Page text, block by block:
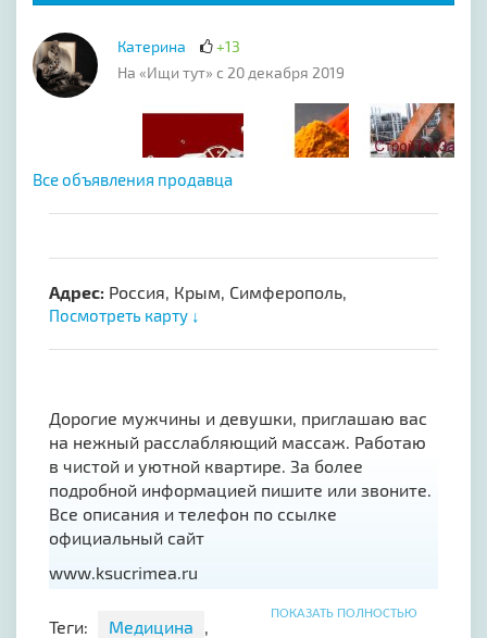
Катерина
+13
На «Ищи тут» с 20 декабря 2019
Все объявления продавца
Адрес: Россия, Крым, Симферополь,
Посмотреть карту ↓
Дорогие мужчины и девушки, приглашаю вас
на нежный расслабляющий массаж. Работаю
в чистой и уютной квартире. За более
подробной информацией пишите или звоните.
Все описания и телефон по ссылке
официальный сайт
www.ksucrimea.ru
ВК - https://vk.com/public167596995
ПОКАЗАТЬ ПОЛНОСТЬЮ
Теги: Медицина ,